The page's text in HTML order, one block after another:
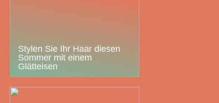
Stylen Sie Ihr Haar diesen
Sommer mit einem
Glätteisen